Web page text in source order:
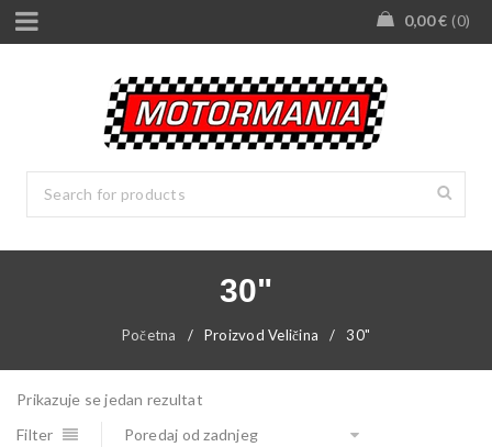
0,00€ 0
30"
Početna / Proizvod Veličina / 30"
Prikazuje se jedan rezultat
Filter
Poredaj od zadnjeg